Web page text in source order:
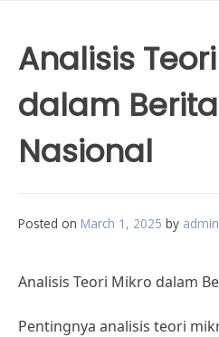
Analisis
dalam
Nasional
Posted on March 1, 2025 by
Analisis Teori Mikro dalam
Pentingnya analisis teori